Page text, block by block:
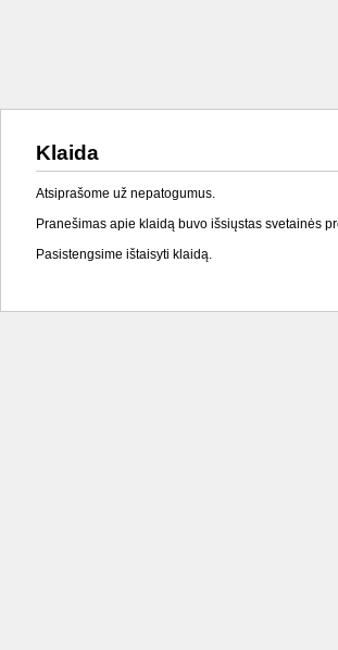
Klaida
Atsiprašome už nepatogumus.
Pranešimas apie klaidą buvo išsiųstas svetainės
Pasistengsime ištaisyti klaidą.